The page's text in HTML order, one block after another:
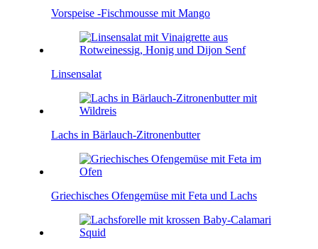
Vorspeise -Fischmousse mit Mango
Linsensalat
Lachs in Bärlauch-Zitronenbutter
Griechisches Ofengemüse mit Feta und Lachs